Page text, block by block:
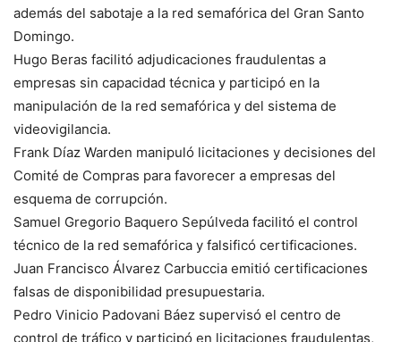
además del sabotaje a la red semafórica del Gran Santo
Domingo.
Hugo Beras facilitó adjudicaciones fraudulentas a
empresas sin capacidad técnica y participó en la
manipulación de la red semafórica y del sistema de
videovigilancia.
Frank Díaz Warden manipuló licitaciones y decisiones del
Comité de Compras para favorecer a empresas del
esquema de corrupción.
Samuel Gregorio Baquero Sepúlveda facilitó el control
técnico de la red semafórica y falsificó certificaciones.
Juan Francisco Álvarez Carbuccia emitió certificaciones
falsas de disponibilidad presupuestaria.
Pedro Vinicio Padovani Báez supervisó el centro de
control de tráfico y participó en licitaciones fraudulentas,